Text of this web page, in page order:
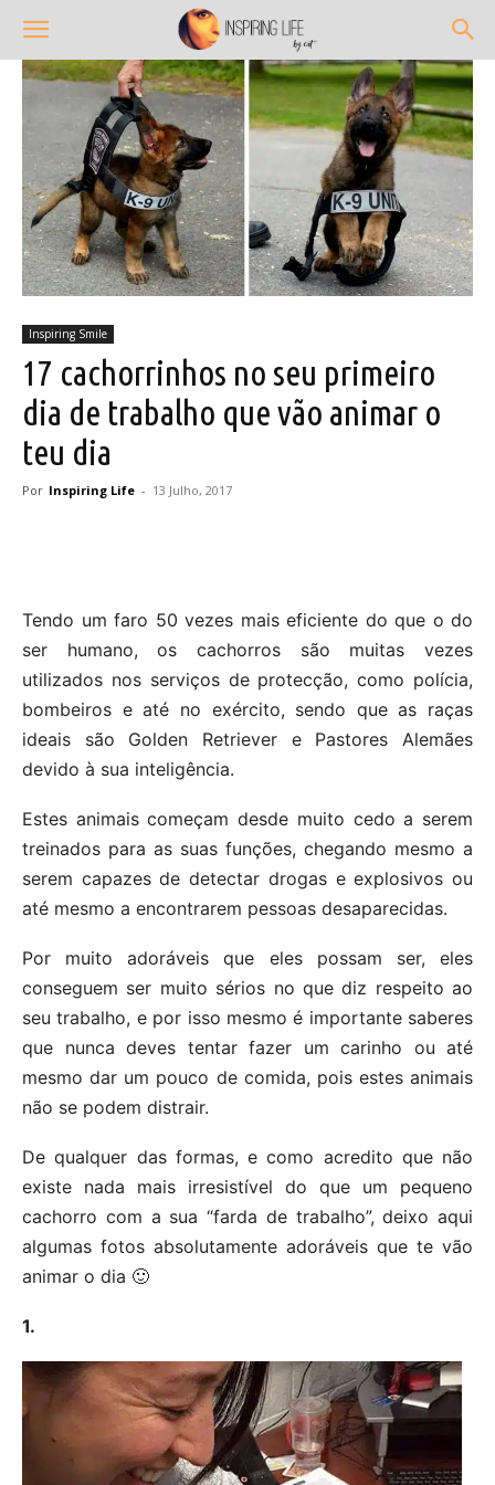
Inspiring Smile
17 cachorrinhos no seu primeiro
dia de trabalho que vão animar o
teu dia
Por Inspiring Life - 13 Julho, 2017
Tendo um faro 50 vezes mais eficiente do que o do
ser humano, os cachorros são muitas vezes
utilizados nos serviços de protecção, como polícia,
bombeiros e até no exército, sendo que as raças
ideais são Golden Retriever e Pastores Alemães
devido à sua inteligência.
Estes animais começam desde muito cedo a serem
treinados para as suas funções, chegando mesmo a
serem capazes de detectar drogas e explosivos ou
até mesmo a encontrarem pessoas desaparecidas.
Por muito adoráveis que eles possam ser, eles
conseguem ser muito sérios no que diz respeito ao
seu trabalho, e por isso mesmo é importante saberes
que nunca deves tentar fazer um carinho ou até
mesmo dar um pouco de comida, pois estes animais
não se podem distrair.
De qualquer das formas, e como acredito que não
existe nada mais irresistível do que um pequeno
cachorro com a sua “farda de trabalho”, deixo aqui
algumas fotos absolutamente adoráveis que te vão
animar o dia 🙂
1.